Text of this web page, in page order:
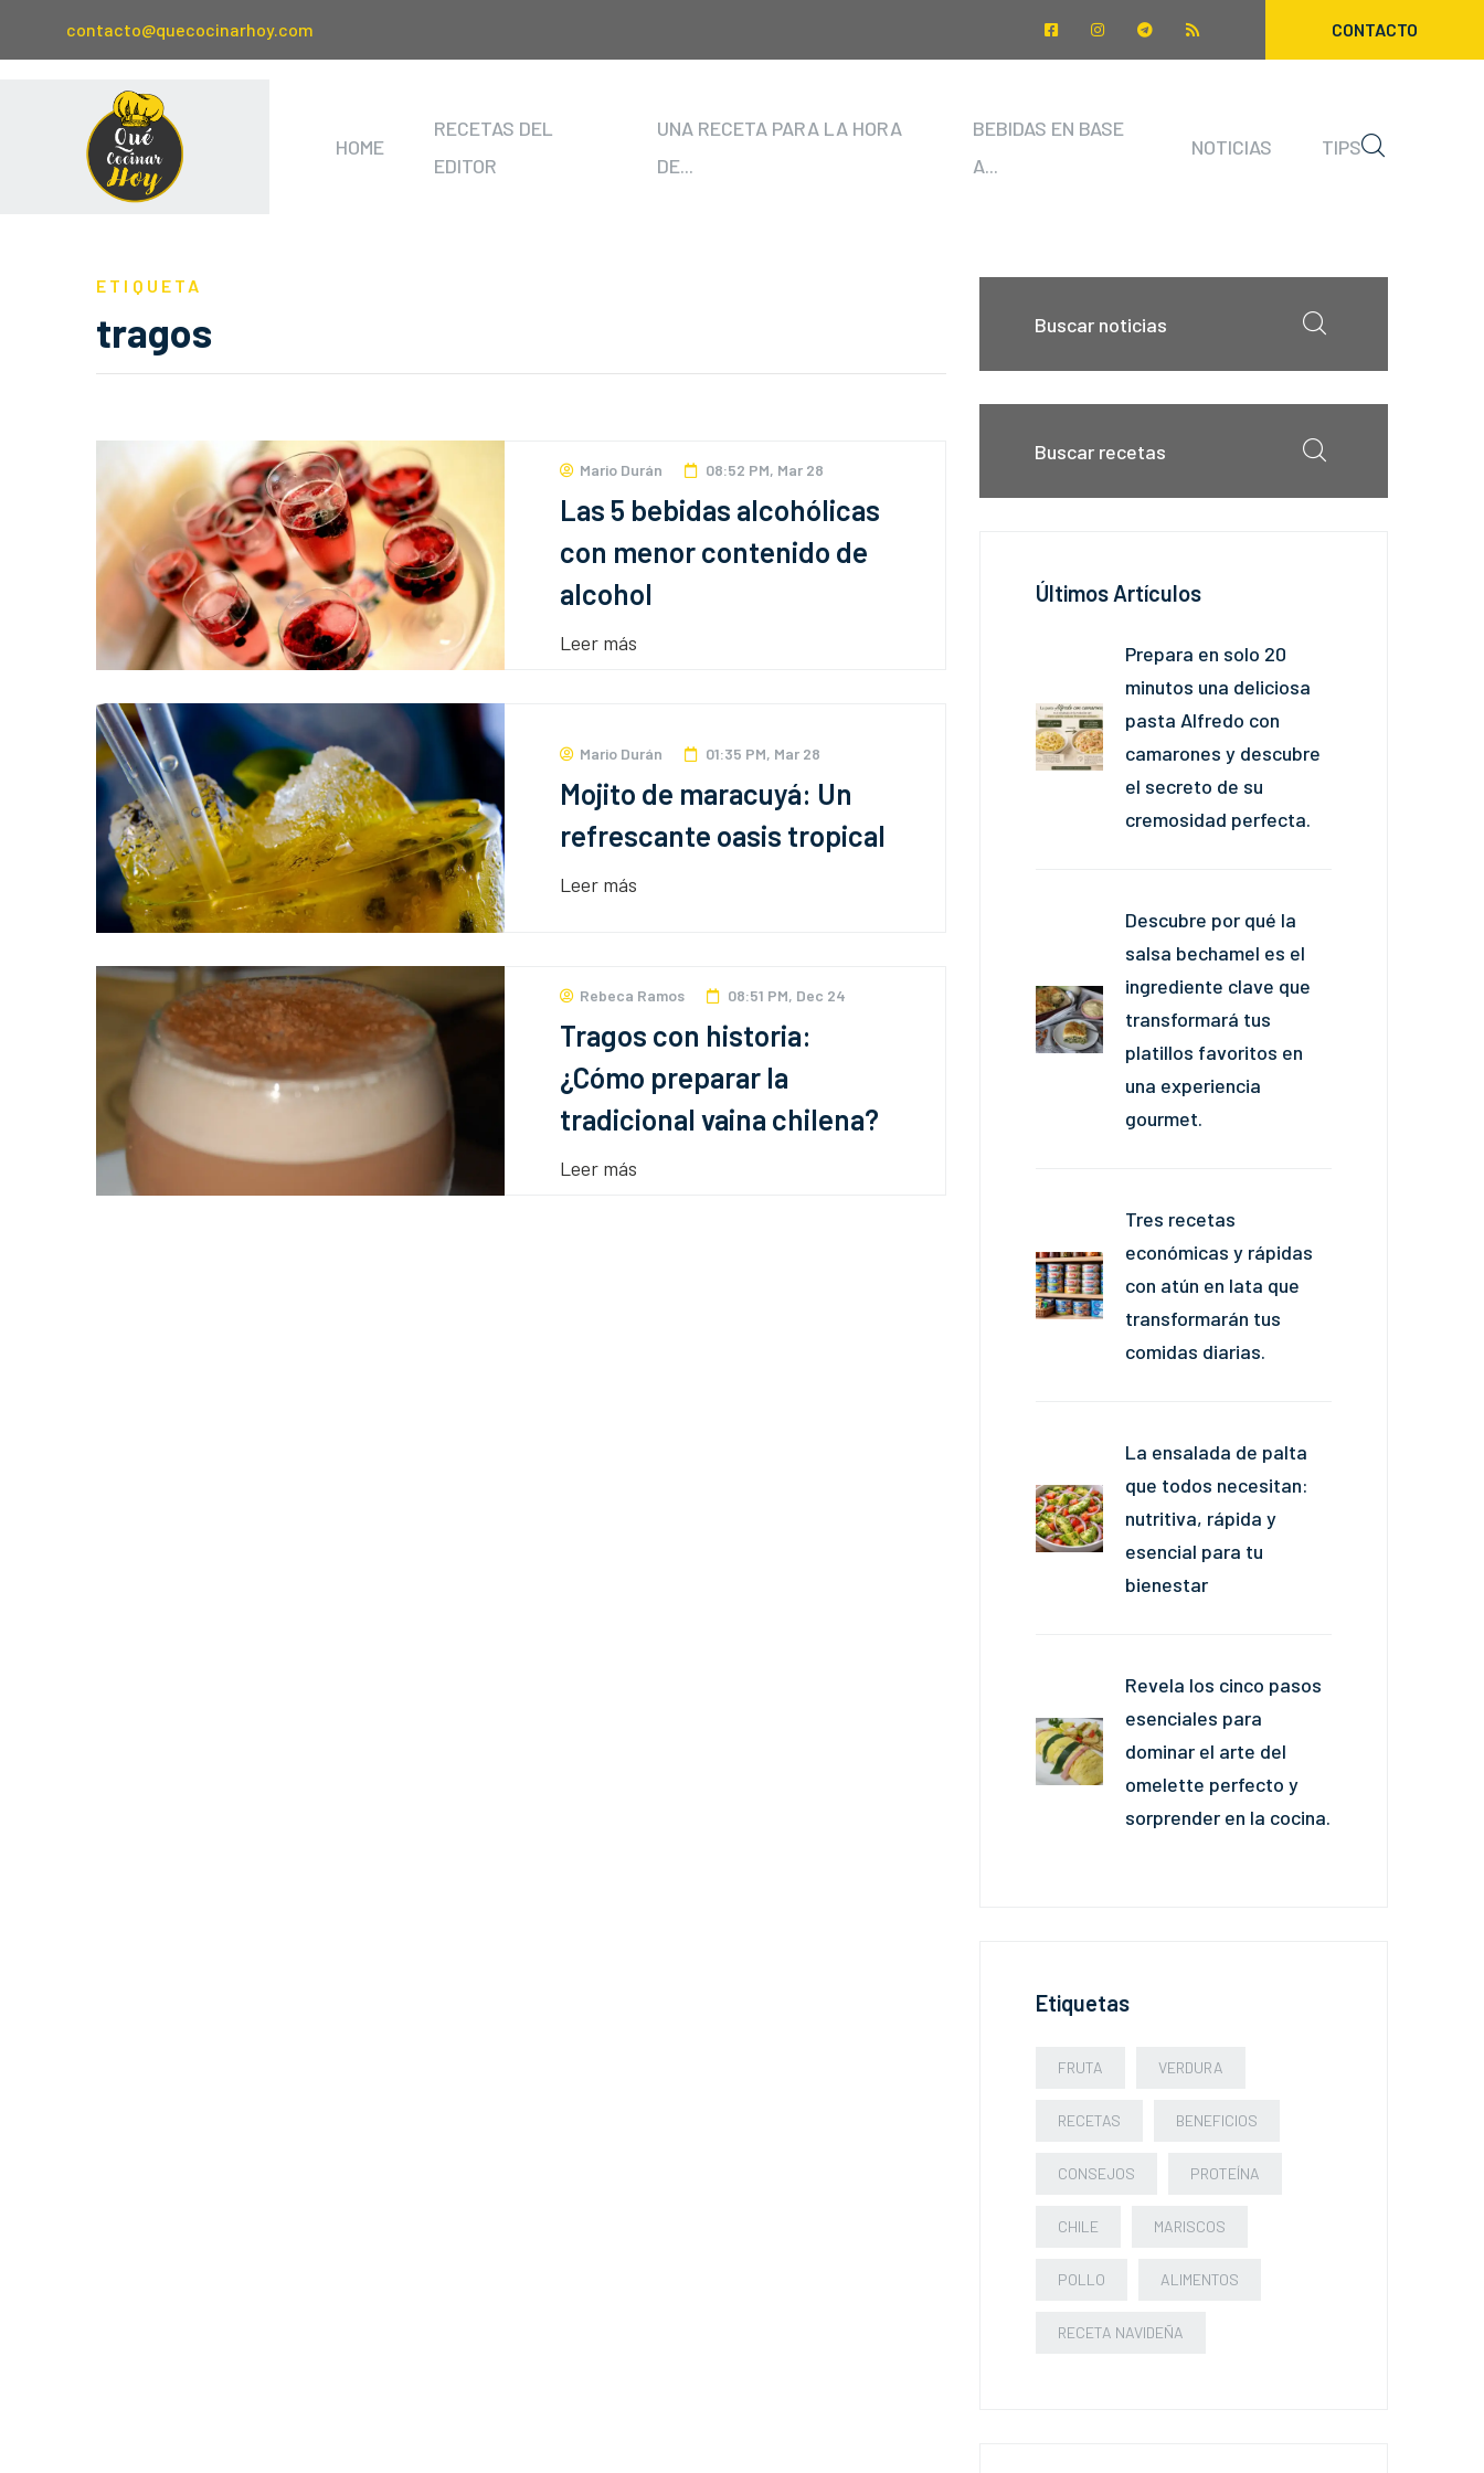
contacto@quecocinarhoy.com CONTACTO
HOME
RECETAS DEL
EDITOR
UNA RECETA PARA LA HORA
DE...
BEBIDAS EN BASE
A...
NOTICIAS TIPS
ETIQUETA
tragos
Mario Durán 08:52 PM, Mar 28
Las 5 bebidas alcohólicas
con menor contenido de
alcohol
Leer más
Mario Durán 01:35 PM, Mar 28
Mojito de maracuyá: Un
refrescante oasis tropical
Leer más
Rebeca Ramos 08:51 PM, Dec 24
Tragos con historia:
¿Cómo preparar la
tradicional vaina chilena?
Leer más
Últimos Artículos
Prepara en solo 20
minutos una deliciosa
pasta Alfredo con
camarones y descubre
el secreto de su
cremosidad perfecta.
Descubre por qué la
salsa bechamel es el
ingrediente clave que
transformará tus
platillos favoritos en
una experiencia
gourmet.
Tres recetas
económicas y rápidas
con atún en lata que
transformarán tus
comidas diarias.
La ensalada de palta
que todos necesitan:
nutritiva, rápida y
esencial para tu
bienestar
Revela los cinco pasos
esenciales para
dominar el arte del
omelette perfecto y
sorprender en la cocina.
Etiquetas
FRUTA VERDURA
RECETAS BENEFICIOS
CONSEJOS PROTEÍNA
CHILE MARISCOS
POLLO ALIMENTOS
RECETA NAVIDEÑA